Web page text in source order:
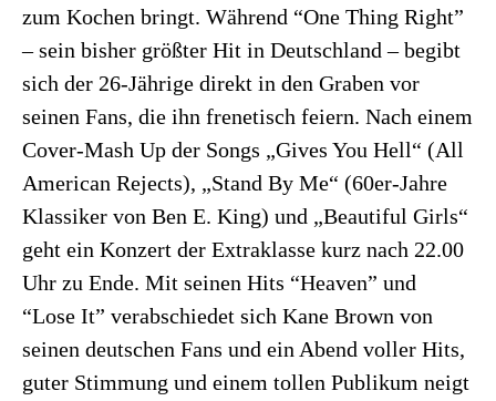
zum Kochen bringt. Während “One Thing Right”
– sein bisher größter Hit in Deutschland – begibt
sich der 26-Jährige direkt in den Graben vor
seinen Fans, die ihn frenetisch feiern. Nach einem
Cover-Mash Up der Songs „Gives You Hell“ (All
American Rejects), „Stand By Me“ (60er-Jahre
Klassiker von Ben E. King) und „Beautiful Girls“
geht ein Konzert der Extraklasse kurz nach 22.00
Uhr zu Ende. Mit seinen Hits “Heaven” und
“Lose It” verabschiedet sich Kane Brown von
seinen deutschen Fans und ein Abend voller Hits,
guter Stimmung und einem tollen Publikum neigt